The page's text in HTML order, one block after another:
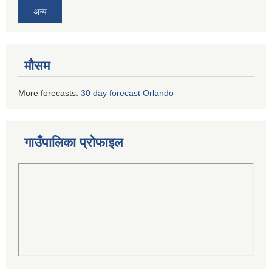
अन्य
मौसम
More forecasts: 30 day forecast Orlando
गाउँपालिका प्रोफाइल